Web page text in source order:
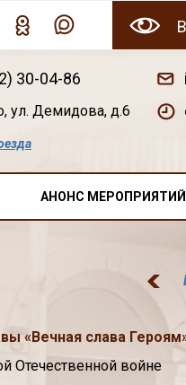
30-04-86
, ул. Демидова, д.6
АНОНС МЕРОПРИЯТИЙ
«Вечная слава
Отечественной войне